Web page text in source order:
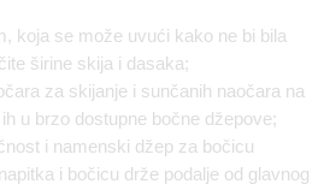
koja se može uvući kako ne bi bila
širine skija i dasaka;
za skijanje i sunčanih naočara na
u brzo dostupne bočne džepove;
i namenski džep za bočicu
i bočicu drže podalje od glavnog